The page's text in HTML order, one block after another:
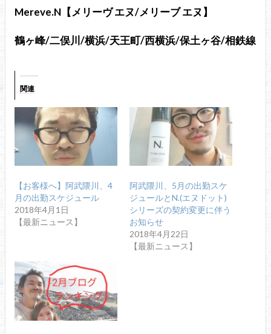
Mereve.N【メリーヴ エヌ/メリーブ エヌ】
鶴ヶ峰/二俣川/横浜/天王町/西横浜/保土ヶ谷/相鉄線
関連
【お客様へ】阿武隈川、4
月の出勤スケジュール
2018年4月1日
【最新ニュース】
阿武隈川、5月の出勤スケ
ジュールとN.(エヌドット)
シリーズの契約変更に伴う
お知らせ
2018年4月22日
【最新ニュース】